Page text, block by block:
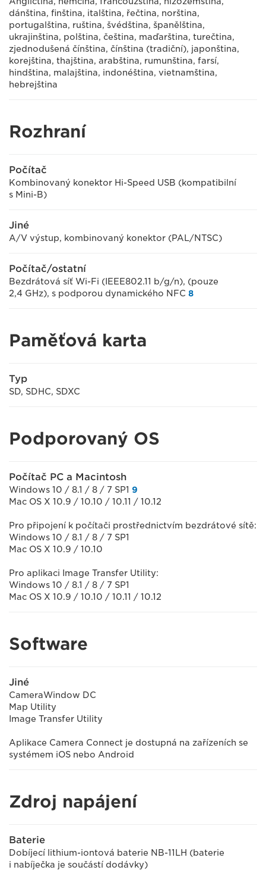
dánština, finština, italština, řečtina, norština,
portugalština, ruština, švédština, španělština,
ukrajinština, polština, čeština, maďarština, turečtina,
zjednodušená čínština, čínština (tradiční), japonština,
korejština, thajština, arabština, rumunština, farsí,
hindština, malajština, indonéština, vietnamština,
hebrejština
Rozhraní
Počítač
Kombinovaný konektor Hi-Speed USB (kompatibilní
s Mini-B)
Jiné
A/V výstup, kombinovaný konektor (PAL/NTSC)
Počítač/ostatní
Bezdrátová síť Wi-Fi (IEEE802.11 b/g/n), (pouze
2,4 GHz), s podporou dynamického NFC 8
Paměťová karta
Typ
SD, SDHC, SDXC
Podporovaný OS
Počítač PC a Macintosh
Windows 10 / 8.1 / 8 / 7 SP1 9
Mac OS X 10.9 / 10.10 / 10.11 / 10.12
Pro připojení k počítači prostřednictvím bezdrátové sítě:
Windows 10 / 8.1 / 8 / 7 SP1
Mac OS X 10.9 / 10.10
Pro aplikaci Image Transfer Utility:
Windows 10 / 8.1 / 8 / 7 SP1
Mac OS X 10.9 / 10.10 / 10.11 / 10.12
Software
Jiné
CameraWindow DC
Map Utility
Image Transfer Utility
Aplikace Camera Connect je dostupná na zařízeních se
systémem iOS nebo Android
Zdroj napájení
Baterie
Dobíjecí lithium-iontová baterie NB-11LH (baterie
i nabíječka je součástí dodávky)